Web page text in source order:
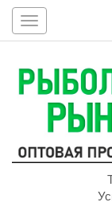
Toggle
navigation